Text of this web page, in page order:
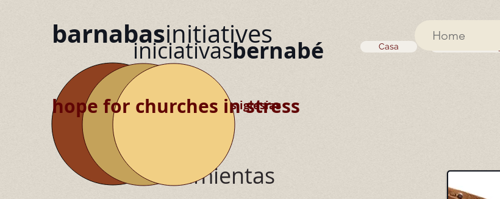
barnabasinitiatives
hope for churches in stress
Home
iniciativasbernabé Casa
esperanza para las iglesias
Herramientas